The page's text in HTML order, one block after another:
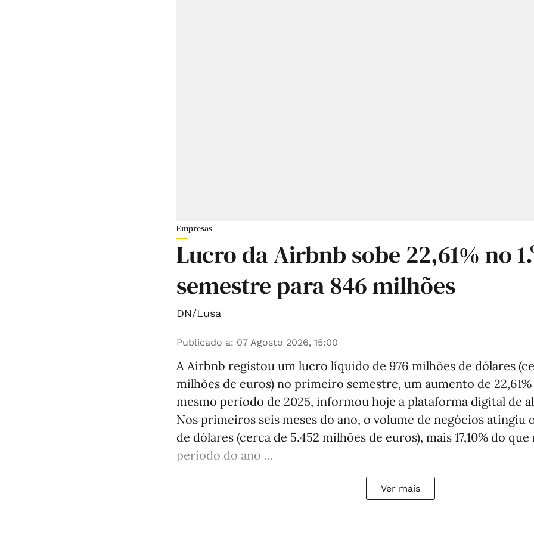
Empresas
Lucro da Airbnb sobe 22,61% no
semestre para 846 milhões
DN/Lusa
Publicado a: 07 Agosto 2026, 15:00
A Airbnb registou um lucro líquido de 976 milhões de dólares
milhões de euros) no primeiro semestre, um aumento de
mesmo período de 2025, informou hoje a plataforma digital de
Nos primeiros seis meses do ano, o volume de negócios atingiu
de dólares (cerca de 5.452 milhões de euros), mais 17,10% do
período do ano ...
Ver mais